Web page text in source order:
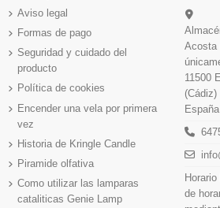
Aviso legal
Formas de pago
Seguridad y cuidado del
producto
Política de cookies
Encender una vela por primera
vez
Historia de Kringle Candle
Piramide olfativa
Como utilizar las lamparas
cataliticas Genie Lamp
Acosta
11500
(Cádiz)
España
de